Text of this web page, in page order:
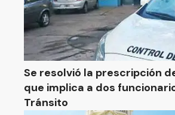
Se resolvió la prescripción
que implica a dos
Tránsito